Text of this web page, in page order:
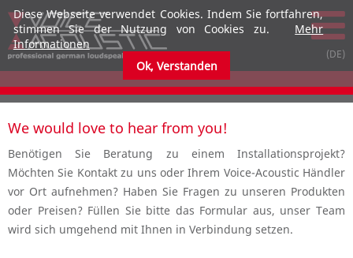
We would love to hear from you!
Benötigen Sie Beratung zu einem Installationsprojekt?
Möchten Sie Kontakt zu uns oder Ihrem Voice-Acoustic Händler
vor Ort aufnehmen? Haben Sie Fragen zu unseren Produkten
oder Preisen? Füllen Sie bitte das Formular aus, unser Team
wird sich umgehend mit Ihnen in Verbindung setzen.
Diese Webseite verwendet Cookies. Indem Sie fortfahren,
stimmen Sie der Nutzung von Cookies zu.
Mehr
Informationen
Ok, Verstanden